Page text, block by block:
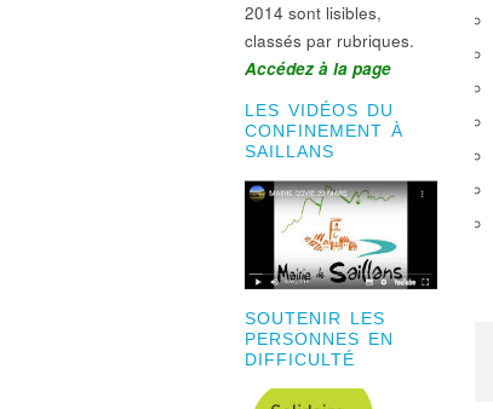
2014 sont lisibles,
classés par rubriques.
Accédez à la page
LES VIDÉOS DU
CONFINEMENT À
SAILLANS
SOUTENIR LES
PERSONNES EN
DIFFICULTÉ